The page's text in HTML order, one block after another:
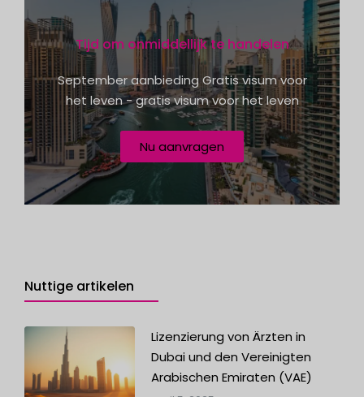
d
r
e
s
s
e
?
e
s
+
1
Tijd om onmiddellijk te handelen
September aanbieding Gratis visum voor
het leven - gratis visum voor het leven
Nu aanvragen
Nuttige artikelen
Lizenzierung von Ärzten in
Dubai und den Vereinigten
Arabischen Emiraten (VAE)